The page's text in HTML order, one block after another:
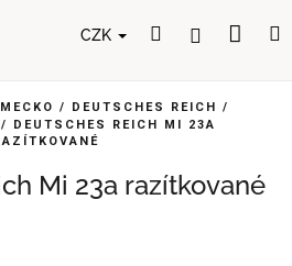
CZK HledatPřihlášení
/ DEUTSCHES REICH /
/
DEUTSCHES REICH MI 23A
Mi 23a razítkované